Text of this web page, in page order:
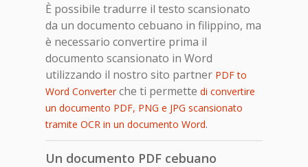
È possibile tradurre il testo scansionato
da un documento cebuano in filippino, ma
è necessario convertire prima il
documento scansionato in Word
utilizzando il nostro sito partner PDF to
Word Converterche ti permette di convertire
un documento PDF, PNG e JPG scansionato
tramite OCR in un documento Word.
Un documento PDF cebuano